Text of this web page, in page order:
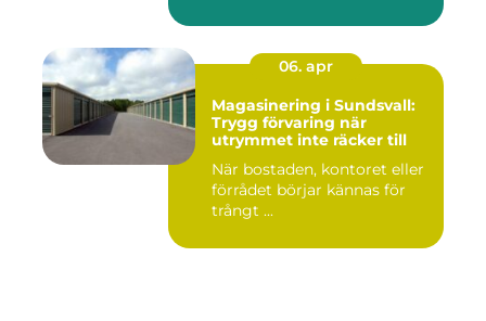
06. apr
Magasinering i Sundsvall:
Trygg förvaring när
utrymmet inte räcker till
När bostaden, kontoret eller
förrådet börjar kännas för
trångt ...